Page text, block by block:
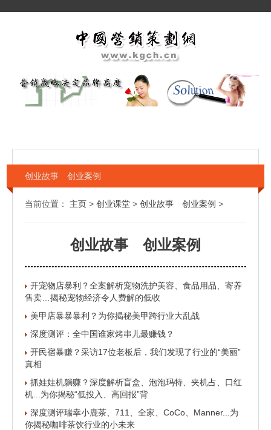
创业故事 创业案例
当前位置： 主页 > 创业课堂 > 创业故事 创业案例 >
创业故事 创业案例
开宠物店暴利？全案解析宠物洗护美容、食品用品、寄养
售卖…揭秘宠物经济令人费解的低收
美甲店暴暴暴利？为你揭秘美甲跨行业大乱战
深度测评：全中国谁家烤串儿最赚钱？
开民宿暴赚？采访17位老板后，我们发现了行业的“美丽”
真相
抓娃娃机躺赚？深度解析盲盒、泡泡玛特、夹机占、口红
机...为你揭秘“低投入、高回报”背
深度测评瑞幸小鹿茶、711、全家、CoCo、Manner...为
你揭秘咖啡茶饮行业的小未来